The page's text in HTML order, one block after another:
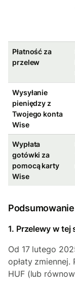
Płatność za
przelew
Wysyłanie
pieniędzy z
Twojego konta
Wise
Wypłata
gotówki za
pomocą karty
Wise
Podsumowanie
1. Przelewy w tej
Od 17 lutego
opłaty
HUF (lub